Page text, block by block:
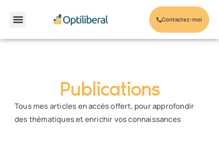
Contactez-moi
Publications
Tous mes articles en accès offert, pour approfondir
des thématiques et enrichir vos connaissances